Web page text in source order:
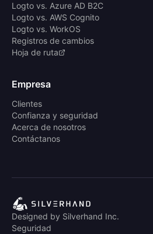
Logto vs. Azure AD B2C
Logto vs. AWS Cognito
Logto vs. WorkOS
Registros de cambios
Hoja de ruta
Empresa
Clientes
Confianza y seguridad
Acerca de nosotros
Contáctanos
Designed by Silverhand Inc.
Seguridad